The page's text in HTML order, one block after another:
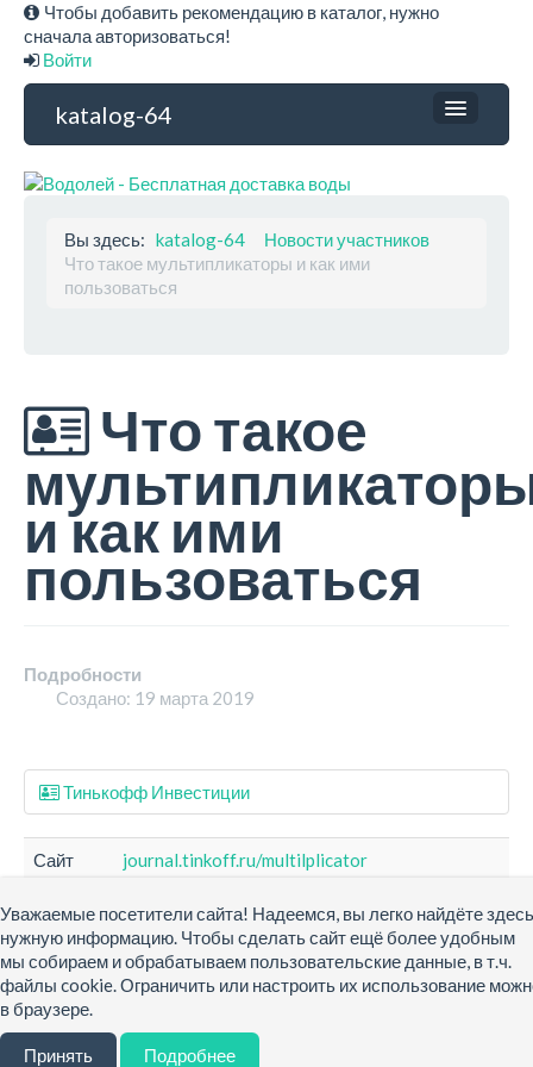
Чтобы добавить рекомендацию в каталог, нужно
сначала авторизоваться!
Войти
katalog-64
Учебные заведения
Финансы
Строительство, ремонт
Мебель, предметы быта
Туризм, отдых
Дизайн, реклама
Интернет
Цветы
Недвижимость
Общественное питание
Общественные организации
Разделитель 1
Магазины
Новости участников
Создание сайтов
Справка
О сайте
Вы здесь: katalog-64
Новости участников
Что такое мультипликаторы и как ими
пользоваться
Что такое
и как ими
пользоваться
Подробности
Создано: 19 марта 2019
Тинькофф Инвестиции
Сайт journal.tinkoff.ru/multilplicator
Авторизуйтесь, чтобы оставить комментарий!
JComments
О персональных данных
© 2015 - 2026, Каталог услуг и
деловых предложений Саратова
Уважаемые посетители сайта! Надеемся, вы легко найдёте здесь
нужную информацию. Чтобы сделать сайт ещё более удобным
мы собираем и обрабатываем пользовательские данные, в т.ч.
файлы cookie. Ограничить или настроить их использование
в браузере.
Принять Подробнее